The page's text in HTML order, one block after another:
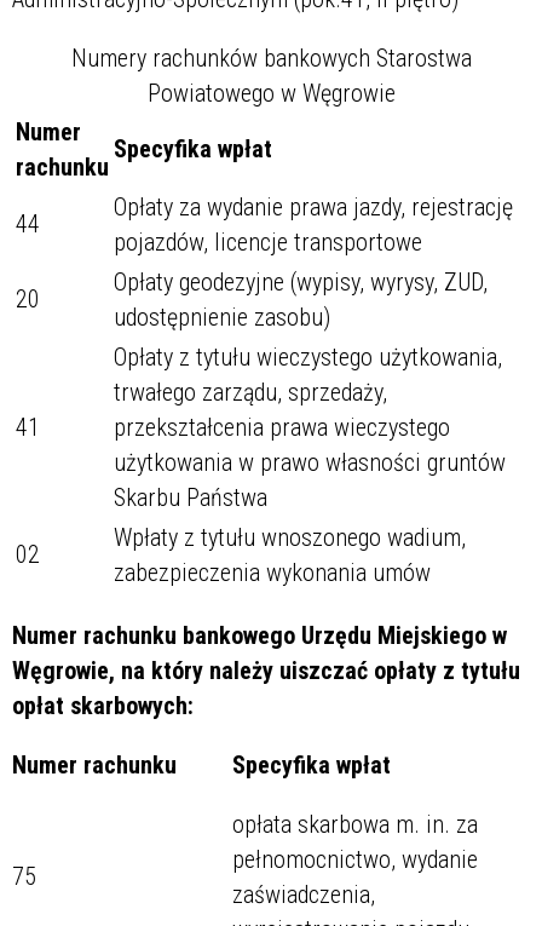
Numery rachunków bankowych Starostwa
Powiatowego w Węgrowie
Numer
rachunku
Specyfika wpłat
44
Opłaty za wydanie prawa jazdy, rejestrację
pojazdów, licencje transportowe
20
Opłaty geodezyjne (wypisy, wyrysy, ZUD,
udostępnienie zasobu)
41
Opłaty z tytułu wieczystego użytkowania,
trwałego zarządu, sprzedaży,
przekształcenia prawa wieczystego
użytkowania w prawo własności gruntów
Skarbu Państwa
02
Wpłaty z tytułu wnoszonego wadium,
zabezpieczenia wykonania umów
Numer rachunku bankowego Urzędu Miejskiego w
Węgrowie, na który należy uiszczać opłaty z tytułu
opłat skarbowych:
Numer rachunku Specyfika wpłat
75
opłata skarbowa m. in. za
pełnomocnictwo, wydanie
zaświadczenia,